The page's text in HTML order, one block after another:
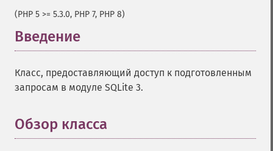
(PHP 5 >= 5.3.0, PHP 7, PHP 8)
Введение
Класс, предоставляющий доступ к подготовленным
запросам в модуле SQLite 3.
Обзор класса